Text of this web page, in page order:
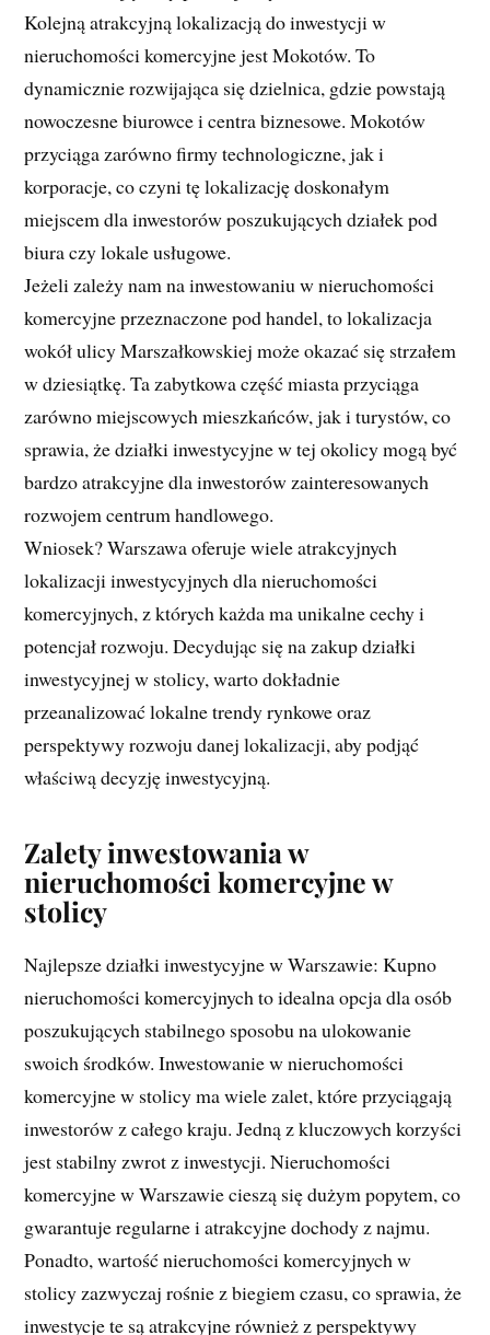
Kolejną atrakcyjną lokalizacją do inwestycji w
nieruchomości komercyjne jest Mokotów. To
dynamicznie rozwijająca się dzielnica, gdzie powstają
nowoczesne biurowce i centra biznesowe. Mokotów
przyciąga zarówno firmy technologiczne, jak i
korporacje, co czyni tę lokalizację doskonałym
miejscem dla inwestorów poszukujących działek pod
biura czy lokale usługowe.
Jeżeli zależy nam na inwestowaniu w nieruchomości
komercyjne przeznaczone pod handel, to lokalizacja
wokół ulicy Marszałkowskiej może okazać się strzałem
w dziesiątkę. Ta zabytkowa część miasta przyciąga
zarówno miejscowych mieszkańców, jak i turystów, co
sprawia, że działki inwestycyjne w tej okolicy mogą być
bardzo atrakcyjne dla inwestorów zainteresowanych
rozwojem centrum handlowego.
Wniosek? Warszawa oferuje wiele atrakcyjnych
lokalizacji inwestycyjnych dla nieruchomości
komercyjnych, z których każda ma unikalne cechy i
potencjał rozwoju. Decydując się na zakup działki
inwestycyjnej w stolicy, warto dokładnie
przeanalizować lokalne trendy rynkowe oraz
perspektywy rozwoju danej lokalizacji, aby podjąć
właściwą decyzję inwestycyjną.
Zalety inwestowania w
nieruchomości komercyjne w
stolicy
Najlepsze działki inwestycyjne w Warszawie: Kupno
nieruchomości komercyjnych to idealna opcja dla osób
poszukujących stabilnego sposobu na ulokowanie
swoich środków. Inwestowanie w nieruchomości
komercyjne w stolicy ma wiele zalet, które przyciągają
inwestorów z całego kraju. Jedną z kluczowych korzyści
jest stabilny zwrot z inwestycji. Nieruchomości
komercyjne w Warszawie cieszą się dużym popytem, co
gwarantuje regularne i atrakcyjne dochody z najmu.
Ponadto, wartość nieruchomości komercyjnych w
stolicy zazwyczaj rośnie z biegiem czasu, co sprawia, że
inwestycje te są atrakcyjne również z perspektywy